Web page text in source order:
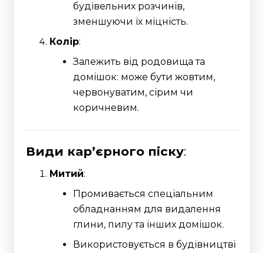
будівельних розчинів,
зменшуючи їх міцність.
Колір:
Залежить від родовища та
домішок: може бути жовтим,
червонуватим, сірим чи
коричневим.
Види кар’єрного піску:
Митий:
Промивається спеціальним
обладнанням для видалення
глини, пилу та інших домішок.
Використовується в будівництві